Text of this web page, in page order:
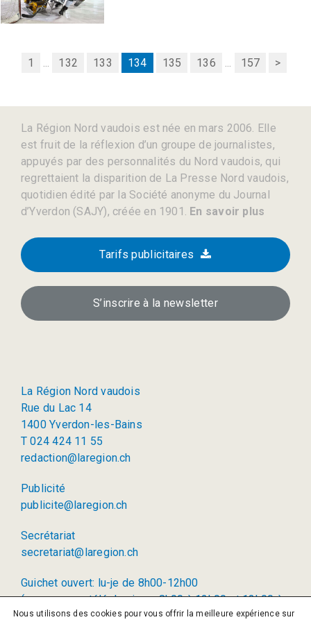
1 ... 132 133 134 135 136 ... 157 >
La Région Nord vaudois est née en mars 2006. Elle
est fruit de la réflexion d’un groupe de journalistes,
appuyés par des personnalités du Nord vaudois, qui
regrettaient la disparition de La Presse Nord vaudois,
quotidien édité par la Société anonyme du Journal
d’Yverdon (SAJY), créée en 1901. En savoir plus
Tarifs publicitaires
S’inscrire à la newsletter
La Région Nord vaudois
Rue du Lac 14
1400 Yverdon-les-Bains
T 024 424 11 55
redaction@laregion.ch
Publicité
publicite@laregion.ch
Secrétariat
secretariat@laregion.ch
Guichet ouvert: lu-je de 8h00-12h00
(permanence téléphonique: 8h00 à 12h00 et 13h00 à
17h00)
Nous utilisons des cookies pour vous offrir la meilleure expérience sur